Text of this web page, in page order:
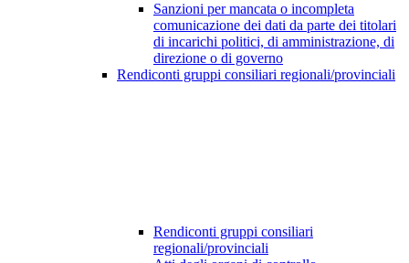
Sanzioni per mancata o incompleta
comunicazione dei dati da parte dei titolari
di incarichi politici, di amministrazione, di
direzione o di governo
Rendiconti gruppi consiliari regionali/provinciali
Rendiconti gruppi consiliari
regionali/provinciali